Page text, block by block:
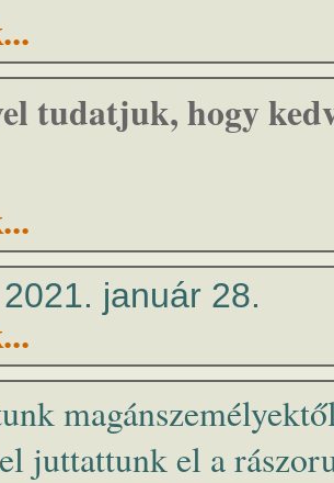
tudatjuk, hogy
január 28.
juttattunk el a